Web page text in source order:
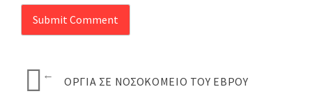
← ΌΡΓΙΑ ΣΕ ΝΟΣΟΚΟΜΕΊΟ ΤΟΥ ΈΒΡΟΥ